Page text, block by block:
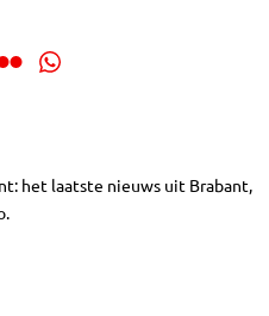
het laatste nieuws uit Brabant,